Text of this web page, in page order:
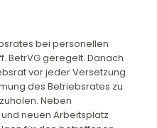
bei personellen
BetrVG geregelt. Danach
vor jeder Versetzung
des Betriebsrates zu
Neben
neuen Arbeitsplatz